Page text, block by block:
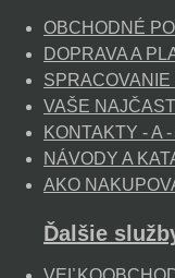
OBCHODNÉ
DOPRAVA A
VAŠE
KONTAKTY - A
NÁVODY A
AKO
Ďalšie